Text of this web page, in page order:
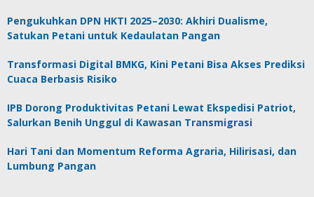
Pengukuhkan DPN HKTI 2025–2030: Akhiri Dualisme,
Satukan Petani untuk Kedaulatan Pangan
Transformasi Digital BMKG, Kini Petani Bisa Akses Prediksi
Cuaca Berbasis Risiko
IPB Dorong Produktivitas Petani Lewat Ekspedisi Patriot,
Salurkan Benih Unggul di Kawasan Transmigrasi
Hari Tani dan Momentum Reforma Agraria, Hilirisasi, dan
Lumbung Pangan